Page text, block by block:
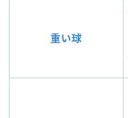
重い球